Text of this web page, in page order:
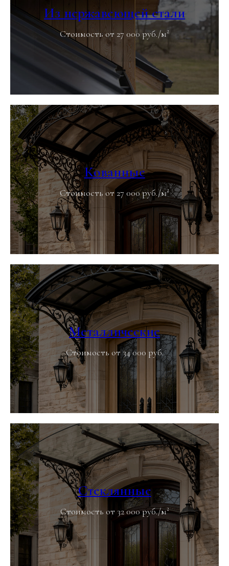
Из нержавеющей стали
Стоимость от 27 000 руб./м²
Кованные
Стоимость от 27 000 руб./м²
Металлические
Стоимость от 34 000 руб.
Стеклянные
Стоимость от 32 000 руб./м²